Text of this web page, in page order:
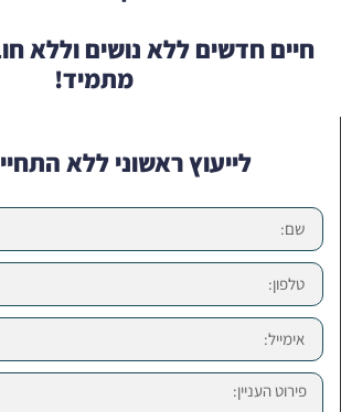
חיים חדשים ללא נושים וללא
מתמיד!
לייעוץ ראשוני ללא